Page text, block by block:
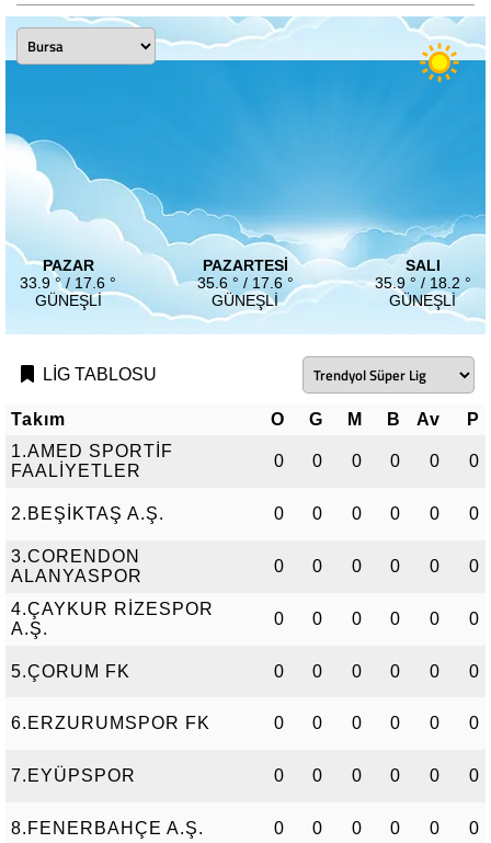
PAZAR
33.9 ° / 17.6 °
GÜNEŞLI
PAZARTESI
35.6 ° / 17.6 °
GÜNEŞLI
SALI
35.9 ° / 18.2 °
GÜNEŞLI
LİG TABLOSU
Takım O G M B Av
P
1.AMED SPORTİF
FAALİYETLER
0 0 0 0 0 0
2.BEŞİKTAŞ A.Ş. 0 0 0 0 0 0
3.CORENDON
ALANYASPOR
0 0 0 0 0 0
4.ÇAYKUR RİZESPOR
A.Ş.
0 0 0 0 0 0
5.ÇORUM FK 0 0 0 0 0 0
6.ERZURUMSPOR FK 0 0 0 0 0 0
7.EYÜPSPOR 0 0 0 0 0 0
8.FENERBAHÇE A.Ş. 0 0 0 0 0 0